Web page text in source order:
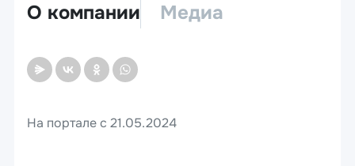
О компании Медиа
На портале с 21.05.2024